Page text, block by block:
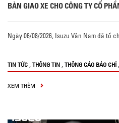
BÀN GIAO XE CHO CÔNG TY CỔ
Ngày 06/08/2026, Isuzu Vân Nam đã tổ
TIN TỨC , THÔNG TIN , THÔNG CÁO BÁO CHÍ ,
XEM THÊM